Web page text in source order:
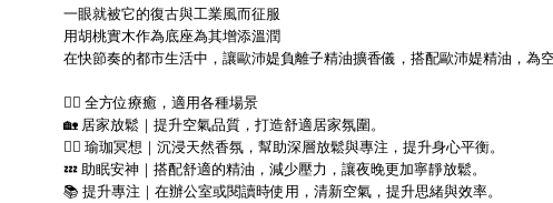
一眼就被它的復古與工業風而征服
用胡桃實木作為底座為其增添溫潤
在快節奏的都市生活中，讓歐沛媞負離子精油擴香儀，搭配歐沛媞精油，為
💆‍♀️ 全方位療癒，適用各種場景
🏡 居家放鬆｜提升空氣品質，打造舒適居家氛圍。
🧘‍♂️ 瑜珈冥想｜沉浸天然香氛，幫助深層放鬆與專注，提升身心平衡。
💤 助眠安神｜搭配舒適的精油，減少壓力，讓夜晚更加寧靜放鬆。
📚 提升專注｜在辦公室或閱讀時使用，清新空氣，提升思緒與效率。